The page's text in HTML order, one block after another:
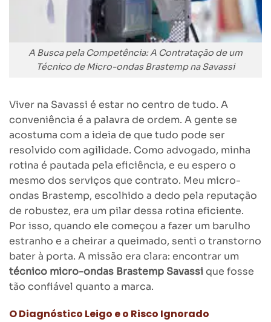
A Busca pela Competência: A Contratação de um
Técnico de Micro-ondas Brastemp na Savassi
Viver na Savassi é estar no centro de tudo. A
conveniência é a palavra de ordem. A gente se
acostuma com a ideia de que tudo pode ser
resolvido com agilidade. Como advogado, minha
rotina é pautada pela eficiência, e eu espero o
mesmo dos serviços que contrato. Meu micro-
ondas Brastemp, escolhido a dedo pela reputação
de robustez, era um pilar dessa rotina eficiente.
Por isso, quando ele começou a fazer um barulho
estranho e a cheirar a queimado, senti o transtorno
bater à porta. A missão era clara: encontrar um
técnico micro-ondas Brastemp Savassique fosse
tão confiável quanto a marca.
O Diagnóstico Leigo e o Risco Ignorado